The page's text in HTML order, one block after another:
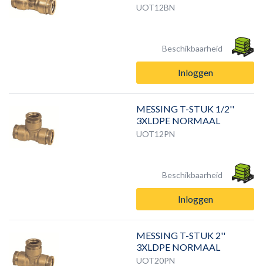
UOT12BN
Beschikbaarheid
Inloggen
MESSING T-STUK 1/2''
3XLDPE NORMAAL
UOT12PN
Beschikbaarheid
Inloggen
MESSING T-STUK 2''
3XLDPE NORMAAL
UOT20PN